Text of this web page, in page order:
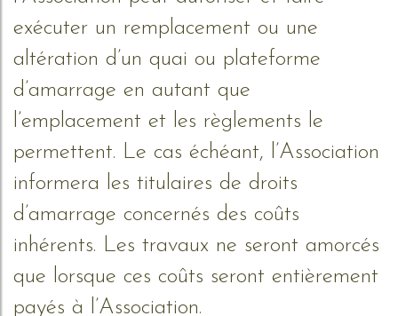
exécuter un remplacement ou une
altération d’un quai ou plateforme
d’amarrage en autant que
l’emplacement et les règlements le
permettent. Le cas échéant, l’Association
informera les titulaires de droits
d’amarrage concernés des coûts
inhérents. Les travaux ne seront amorcés
que lorsque ces coûts seront entièrement
payés à l’Association.